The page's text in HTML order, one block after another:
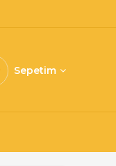
Sepetim